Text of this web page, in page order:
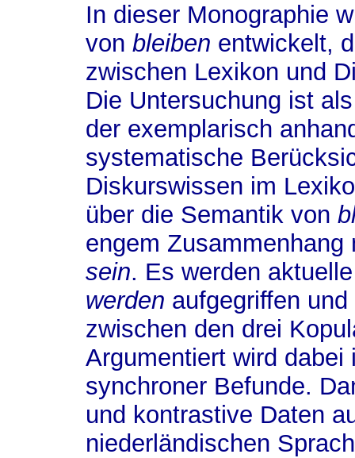
In dieser Monographie
vonbleiben entwickelt,
zwischen Lexikon und
Die Untersuchung ist
der exemplarisch
systematische
Diskurswissen im
über die Semantik von
engem
sein. Es werden
werden aufgegriffen
zwischen den drei
Argumentiert wird
synchroner Befunde.
und kontrastive Daten
niederländischen